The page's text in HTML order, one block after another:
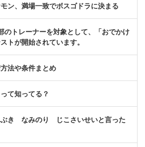
ン、満場一致でボスゴドラに決まる
のトレーナーを対象として、「おでかけ
トが開始されています。
法や条件まとめ
て知ってる？
き なみのり じこさいせいと言った